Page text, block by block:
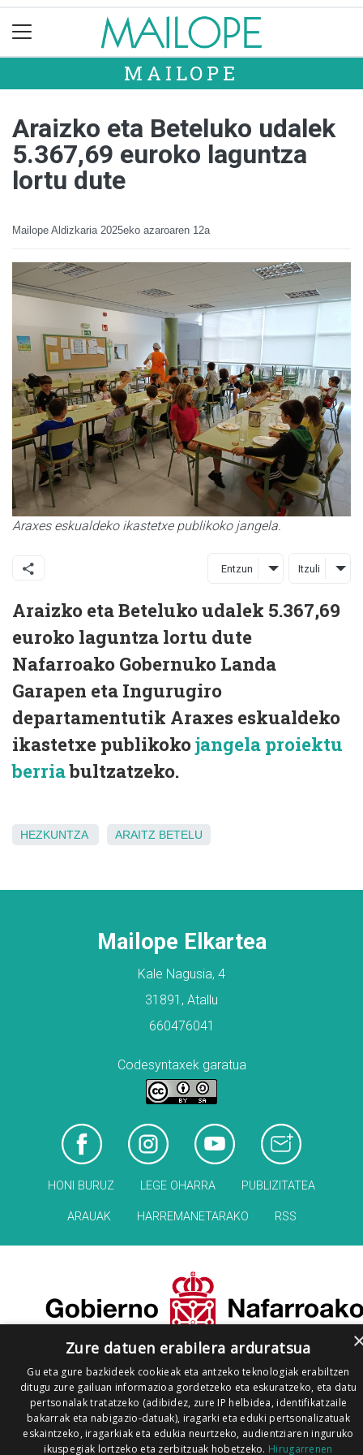
MAILOPE
Araizko eta Beteluko udalek
5.367,69 euroko laguntza
lortu dute
Mailope Aldizkaria 2025eko azaroaren 12a
Araxes eskualdeko ikastetxe publikoko jangela.
Entzun Itzuli
Araizko eta Beteluko udalek 5.367,69
euroko laguntza lortu dute
Nafarroako Gobernuko Landa
Garapen eta Ingurugiro
departamentutik Araxes eskualdeko
ikastetxe publikokojangela proiektu
berriabultzatzeko.
HEZKUNTZA ARAITZ BETELU
Mailope Elkartea
Kale Nagusia, 4
31891, Atallu
660476041
Codesyntaxek garatua
HONI BURUZ LEGE OHARRA PUBLIZITATEA
ARAUAK HARREMANETARAKO RSS
Zure datuen erabilera arduratsua
Gu eta gure bazkideek cookieak eta antzeko teknologiak erabiltzen
ditugu zure gailuan informazioa gordetzeko eta eskuratzeko, eta datu
pertsonalak tratatzeko (adibidez, zure IP helbidea, identifikatzaile
bakarrak eta nabigazio-datuak), iragarki eta eduki pertsonalizatuak
eskaintzeko, iragarkiak eta edukia neurtzeko, audientziaren inguruko
ikuspegiak lortzeko eta zerbitzuak hobetzeko. Hirugarrenen